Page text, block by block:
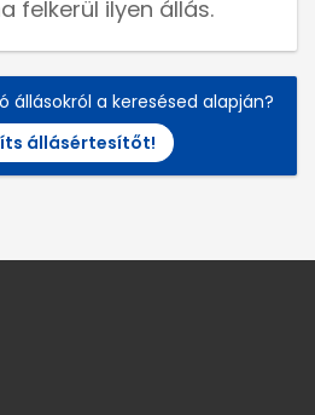
felkerül ilyen állás.
állásokról a keresésed alapján?
állásértesítőt!